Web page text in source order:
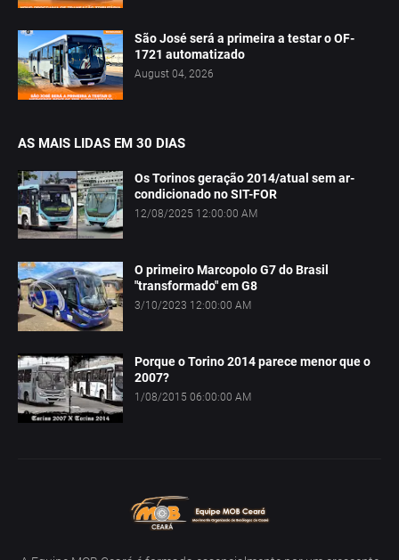
São José será a primeira a testar o OF-
1721 automatizado
August 04, 2026
AS MAIS LIDAS EM 30 DIAS
Os Torinos geração 2014/atual sem ar-
condicionado no SIT-FOR
12/08/2025 12:00:00 AM
O primeiro Marcopolo G7 do Brasil
"transformado" em G8
3/10/2023 12:00:00 AM
Porque o Torino 2014 parece menor que o
2007?
1/08/2015 06:00:00 AM